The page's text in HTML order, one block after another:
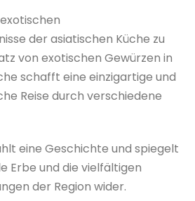
der asiatischen Küche zu
von exotischen Gewürzen in
schafft eine einzigartige und
Reise durch verschiedene
eine Geschichte und spiegelt
Erbe und die vielfältigen
der Region wider.